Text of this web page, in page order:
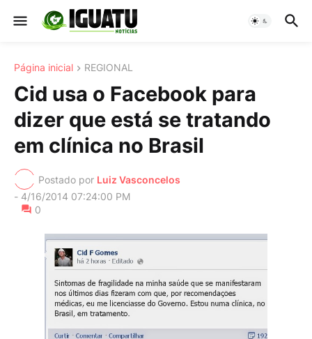
Página inicial REGIONAL
Cid usa o Facebook para
dizer que está se tratando
em clínica no Brasil
Postado por Luiz Vasconcelos
- 4/16/2014 07:24:00 PM
0